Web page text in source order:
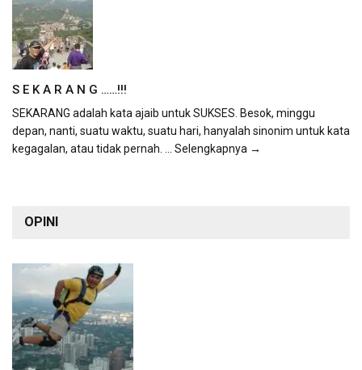
S E K A R A N G ……!!!
SEKARANG adalah kata ajaib untuk SUKSES. Besok, minggu
depan, nanti, suatu waktu, suatu hari, hanyalah sinonim untuk kata
kegagalan, atau tidak pernah. ... Selengkapnya →
OPINI